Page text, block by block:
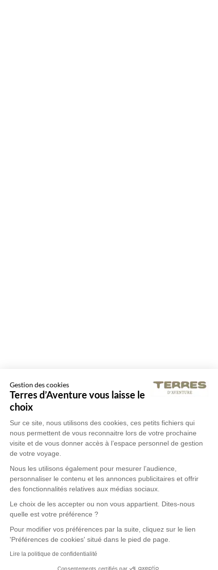
Gestion des cookies
Terres d’Aventure vous laisse le
choix
Sur ce site, nous utilisons des cookies, ces petits fichiers qui
nous permettent de vous reconnaitre lors de votre prochaine
visite et de vous donner accès à l’espace personnel de gestion
de votre voyage.
Nous les utilisons également pour mesurer l’audience,
personnaliser le contenu et les annonces publicitaires et offrir
des fonctionnalités relatives aux médias sociaux.
Le choix de les accepter ou non vous appartient. Dites-nous
quelle est votre préférence ?
Pour modifier vos préférences par la suite, cliquez sur le lien
'Préférences de cookies' situé dans le pied de page.
Lire la politique de confidentialité
Consentements certifiés par